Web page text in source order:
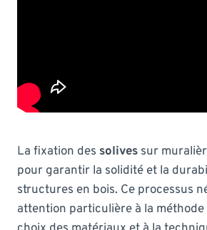
La fixation des solives sur
pour garantir la solidité et la
structures en bois. Ce processus
attention particulière à la méthode